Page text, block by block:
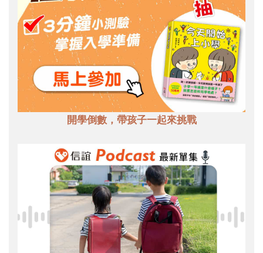
開學倒數，帶孩子一起來挑戰